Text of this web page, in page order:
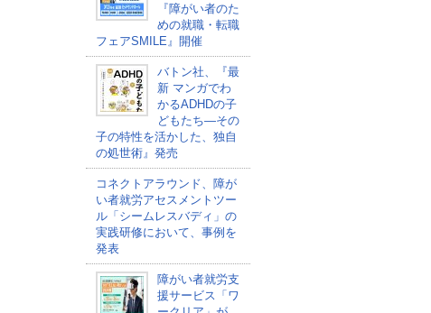
『障がい者のた
めの就職・転職
フェアSMILE』開催
バトン社、『最
新 マンガでわ
かるADHDの子
どもたち―その
子の特性を活かした、独自
の処世術』発売
コネクトアラウンド、障が
い者就労アセスメントツー
ル「シームレスバディ」の
実践研修において、事例を
発表
障がい者就労支
援サービス「ワ